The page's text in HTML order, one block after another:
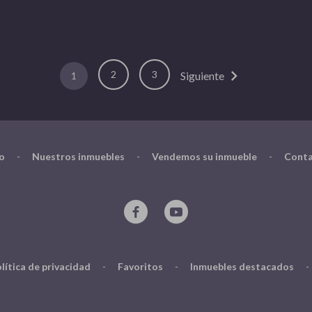
1 2 3 Siguiente chevron_right
- Nuestros inmuebles - Vendemos su inmueble -
de privacidad - Favoritos - Inmuebles destacados -